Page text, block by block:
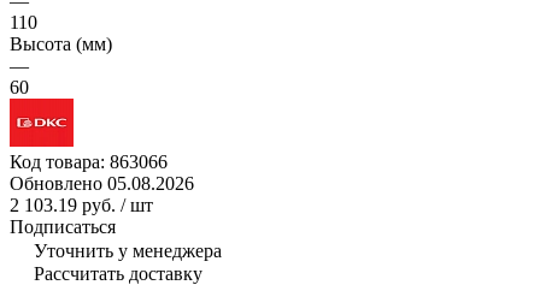
110
Высота (мм)
—
60
Код товара: 863066
Обновлено 05.08.2026
2 103.19 руб. / шт
Подписаться
Уточнить у менеджера
Рассчитать доставку